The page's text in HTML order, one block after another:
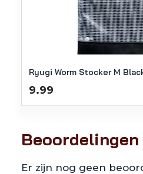
Ryugi Worm Stocker M
9.99
Beoordelingen
Er zijn nog geen